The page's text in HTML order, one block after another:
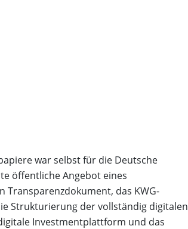
war selbst für die Deutsche
öffentliche Angebot eines
das KWG-
Strukturierung der vollständig digitalen
Investmentplattform und das